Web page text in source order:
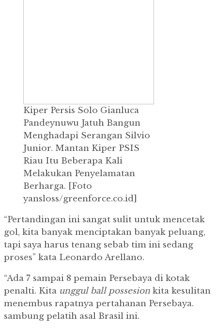
Kiper Persis Solo Gianluca
Pandeynuwu Jatuh Bangun
Menghadapi Serangan Silvio
Junior. Mantan Kiper PSIS
Riau Itu Beberapa Kali
Melakukan Penyelamatan
Berharga.
[Foto
yansloss/greenforce.co.id]
“Pertandingan ini sangat sulit untuk mencetak
gol, kita banyak menciptakan banyak peluang,
tapi saya harus tenang sebab tim ini sedang
proses” kata Leonardo Arellano.
“Ada 7 sampai 8 pemain Persebaya di kotak
penalti. Kita unggul ball possesion kita kesulitan
menembus rapatnya pertahanan Persebaya.
sambung pelatih asal Brasil ini.